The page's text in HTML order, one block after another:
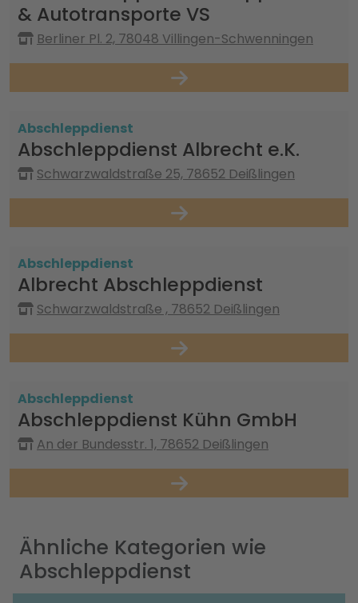
& Autotransporte VS
Berliner Pl. 2, 78048 Villingen-Schwenningen
Abschleppdienst
Abschleppdienst Albrecht e.K.
Schwarzwaldstraße 25, 78652 Deißlingen
Abschleppdienst
Albrecht Abschleppdienst
Schwarzwaldstraße , 78652 Deißlingen
Abschleppdienst
Abschleppdienst Kühn GmbH
An der Bundesstr. 1, 78652 Deißlingen
Ähnliche Kategorien wie
Abschleppdienst